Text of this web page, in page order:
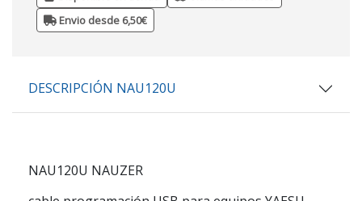
Envio desde 6,50€
DESCRIPCIÓN NAU120U
NAU120U NAUZER